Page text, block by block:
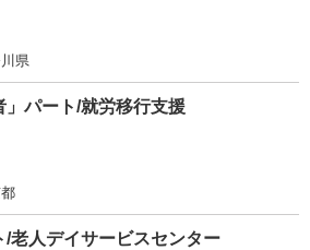
県
」パート/就労移行支援
/老人デイサービスセンター